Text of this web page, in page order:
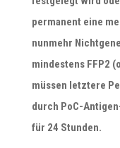
permanent eine
nunmehr
mindestens FFP2
müssen letztere
durch PoC-
für 24 Stunden.